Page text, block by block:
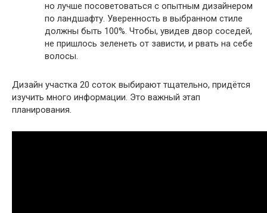
но лучше посоветоваться с опытным дизайнером
по ландшафту. Уверенность в выбранном стиле
должны быть 100%. Чтобы, увидев двор соседей,
не пришлось зеленеть от зависти, и рвать на себе
волосы.
Дизайн участка 20 соток выбирают тщательно, придётся
изучить много информации. Это важный этап
планирования.